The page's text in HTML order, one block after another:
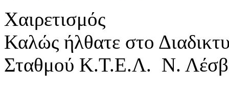
Χαιρετισμός
Καλώς ήλθατε στο
Σταθμού Κ.Τ.Ε.Λ. Ν.